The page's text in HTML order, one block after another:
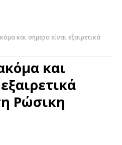
και σήμερα είναι εξαιρετικά
και
Ρώσικη